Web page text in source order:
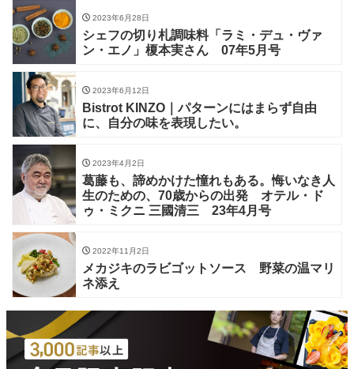
2023年6月28日
シェフの切り札調味料「ラミ・デュ・ヴァ
ン・エノ」榎本実さん 07年5月号
2023年6月12日
Bistrot KINZO｜パターンにはまらず自由
に、自分の味を表現したい。
2023年4月2日
葛藤も、諦めかけた憧れもある。悔いなき人
生のための、70歳からの出発 オテル・ド
ゥ・ミクニ 三國清三 23年4月号
2022年11月2日
メカジキのラビゴットソース 野菜の温マリ
ネ添え